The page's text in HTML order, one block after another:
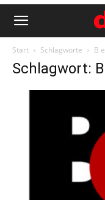
Start Schlagworte B
Schlagwort: